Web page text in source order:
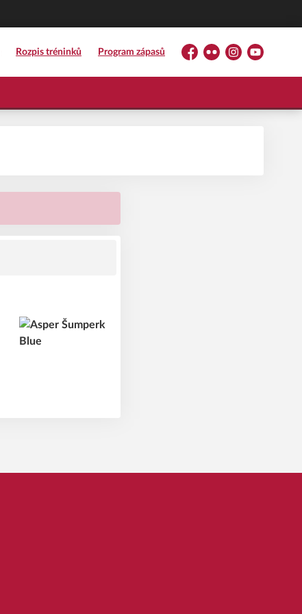
Rozpis tréninků Program zápasů
Facebook
FlickrInstagramYouTube